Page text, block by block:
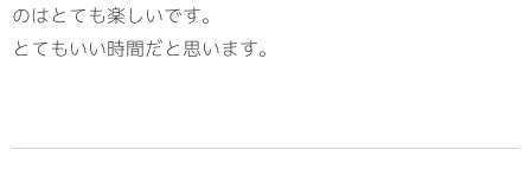
のはとても楽しいです。
とてもいい時間だと思います。